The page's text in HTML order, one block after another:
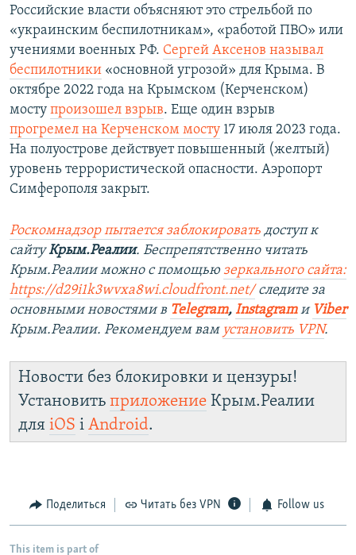
Российские власти объясняют это стрельбой по
«украинским беспилотникам», «работой ПВО» или
учениями военных РФ. Сергей Аксенов называл
беспилотники «основной угрозой» для Крыма. В
октябре 2022 года на Крымском (Керченском)
мосту произошел взрыв. Еще один взрыв
прогремел на Керченском мосту 17 июля 2023 года.
На полуострове действует повышенный (желтый)
уровень террористической опасности. Аэропорт
Симферополя закрыт.
Роскомнадзор пытается заблокировать доступ к
сайтуКрым.Реалии. Беспрепятственно читать
Крым.Реалии можно с помощью зеркального сайта:
https://d29i1k3wvxa8wi.cloudfront.net/следите за
основными новостями в Telegram, Instagramи Viber
Крым.Реалии. Рекомендуем вам установить VPN.
Новости без блокировки и цензуры!
Установить приложение Крым.Реалии
для iOS і Android.
Поделиться Читать без VPN Follow us
This item is part of